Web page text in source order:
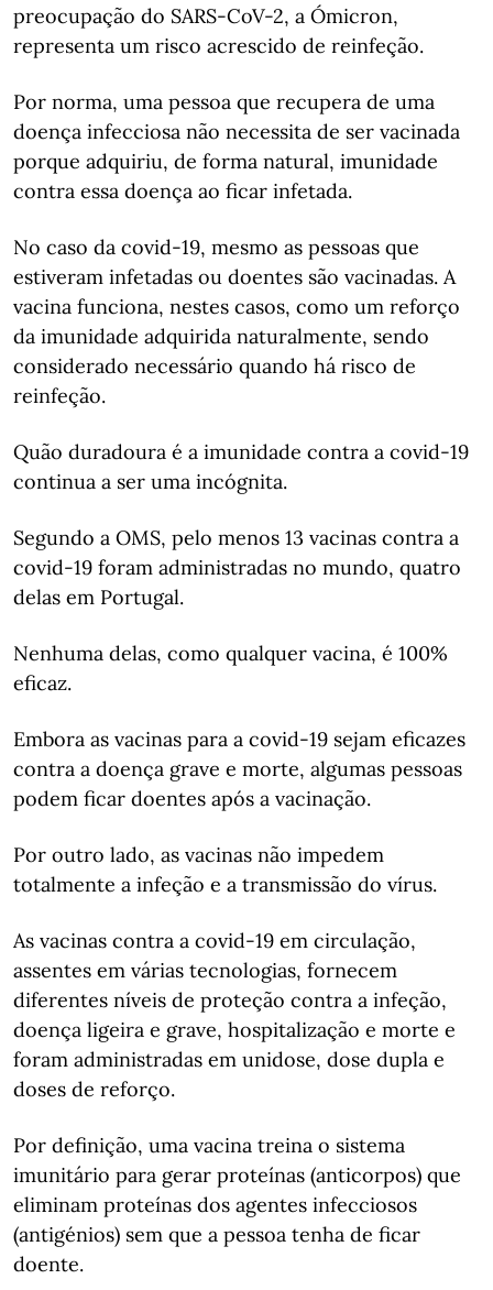
preocupação do SARS-CoV-2, a Ómicron,
representa um risco acrescido de reinfeção.
Por norma, uma pessoa que recupera de uma
doença infecciosa não necessita de ser vacinada
porque adquiriu, de forma natural, imunidade
contra essa doença ao ficar infetada.
No caso da covid-19, mesmo as pessoas que
estiveram infetadas ou doentes são vacinadas. A
vacina funciona, nestes casos, como um reforço
da imunidade adquirida naturalmente, sendo
considerado necessário quando há risco de
reinfeção.
Quão duradoura é a imunidade contra a covid-19
continua a ser uma incógnita.
Segundo a OMS, pelo menos 13 vacinas contra a
covid-19 foram administradas no mundo, quatro
delas em Portugal.
Nenhuma delas, como qualquer vacina, é 100%
eficaz.
Embora as vacinas para a covid-19 sejam eficazes
contra a doença grave e morte, algumas pessoas
podem ficar doentes após a vacinação.
Por outro lado, as vacinas não impedem
totalmente a infeção e a transmissão do vírus.
As vacinas contra a covid-19 em circulação,
assentes em várias tecnologias, fornecem
diferentes níveis de proteção contra a infeção,
doença ligeira e grave, hospitalização e morte e
foram administradas em unidose, dose dupla e
doses de reforço.
Por definição, uma vacina treina o sistema
imunitário para gerar proteínas (anticorpos) que
eliminam proteínas dos agentes infecciosos
(antigénios) sem que a pessoa tenha de ficar
doente.